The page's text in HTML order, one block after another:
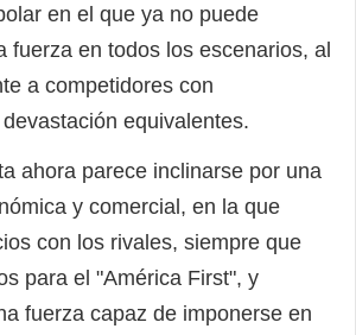
en el que ya no puede
fuerza en todos los escenarios, al
a competidores con
equivalentes.
parece inclinarse por una
y comercial, en la que
con los rivales, siempre que
para el "América First", y
fuerza capaz de imponerse en